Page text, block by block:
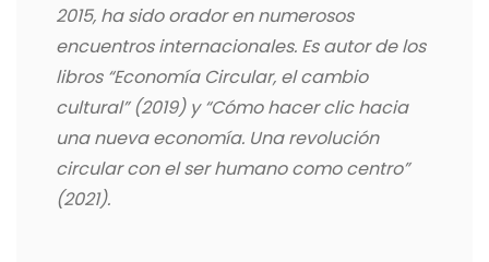
2015, ha sido orador en numerosos
encuentros internacionales. Es autor de los
libros “Economía Circular, el cambio
cultural” (2019) y “Cómo hacer clic hacia
una nueva economía. Una revolución
circular con el ser humano como centro”
(2021).